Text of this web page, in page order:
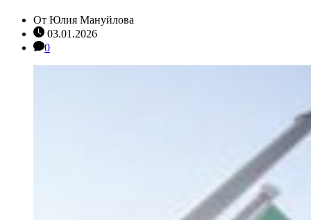
От Юлия Мануйлова
03.01.2026
0